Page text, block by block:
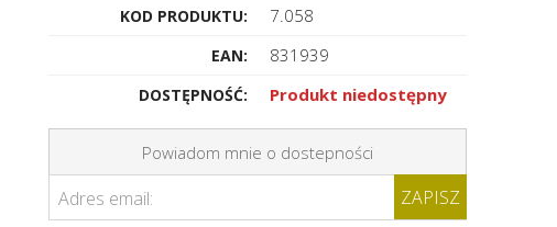
KOD PRODUKTU: 7.058
EAN: 831939
DOSTĘPNOŚĆ: Produkt niedostępny
Powiadom mnie o dostepności
Adres email: ZAPISZ